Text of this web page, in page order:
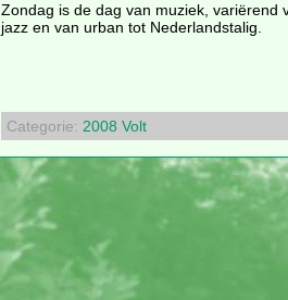
Zondag is de dag van muziek, variërend
jazz en van urban tot Nederlandstalig.
Categorie: 2008 Volt